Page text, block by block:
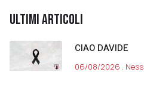
ULTIMI ARTICOLI
CIAO DAVIDE
06/08/2026